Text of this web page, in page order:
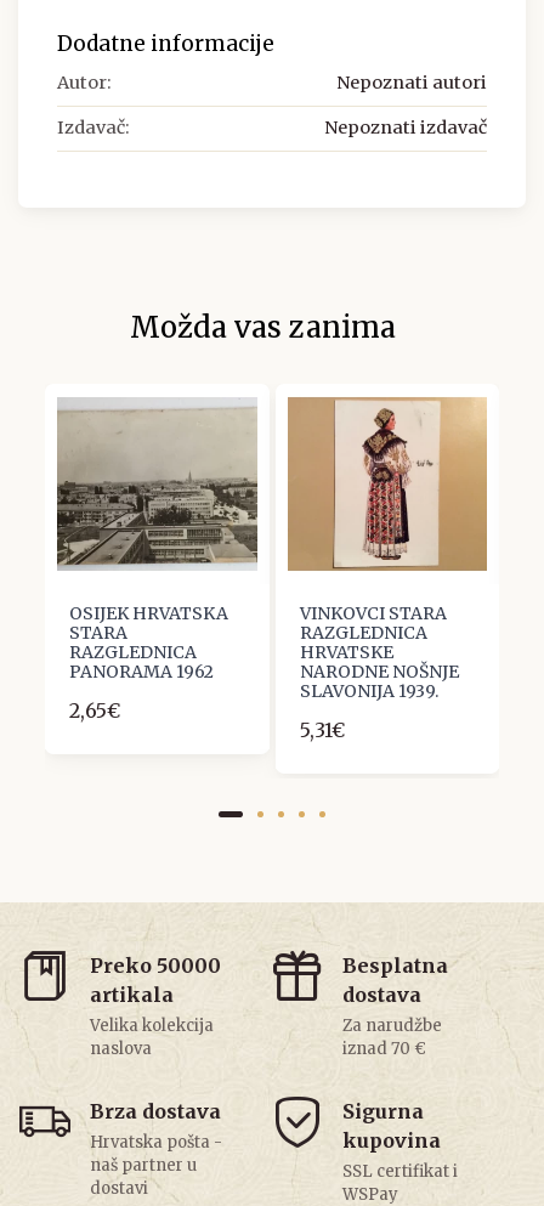
Dodatne informacije
Autor: Nepoznati autori
Izdavač: Nepoznati izdavač
Možda vas zanima
OSIJEK HRVATSKA
STARA
RAZGLEDNICA
PANORAMA 1962
2,65€
VINKOVCI STARA
RAZGLEDNICA
HRVATSKE
NARODNE NOŠNJE
SLAVONIJA 1939.
5,31€
Preko 50000
artikala
Velika kolekcija
naslova
Besplatna
dostava
Za narudžbe
iznad 70 €
Brza dostava
Hrvatska pošta -
naš partner u
dostavi
Sigurna
kupovina
SSL certifikat i
WSPay